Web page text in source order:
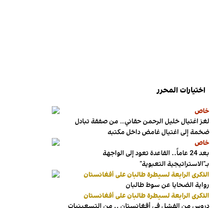
اختيارات المحرر
خاص
لغز اغتيال خليل الرحمن حقاني… من صفقة تبادل
ضخمة إلى اغتيال غامض داخل مكتبه
خاص
بعد 24 عاماً.. القاعدة تعود إلى الواجهة
بـ"الاستراتيجية التعبوية"
الذكرى الرابعة لسيطرة طالبان على أفغانستان
رواية الضحايا عن سوط طالبان
الذكرى الرابعة لسيطرة طالبان على أفغانستان